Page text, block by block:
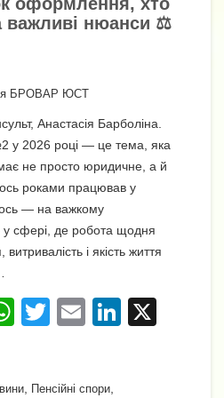
важливі нюанси ⚖️
БРОВАР ЮСТ
Анастасія Барболіна.
у 2026 році — це тема, яка
не просто юридичне, а й
роками працював у
— на важкому
у сфері, де робота щодня
і якість життя
W
T
E
Li
, Пенсійні спори,